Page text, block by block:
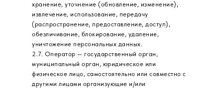
хранение, уточнение (обновление, изменение),
извлечение, использование, передачу
(распространение, предоставление, доступ),
обезличивание, блокирование, удаление,
уничтожение персональных данных.
2.7. Оператор — государственный орган,
муниципальный орган, юридическое или
физическое лицо, самостоятельно или совместно с
другими лицами организующие и/или